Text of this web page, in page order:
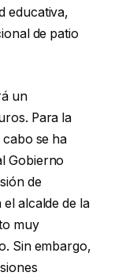
educativa,
de patio
un
Para la
cabo se ha
Gobierno
de
alcalde de la
muy
Sin embargo,